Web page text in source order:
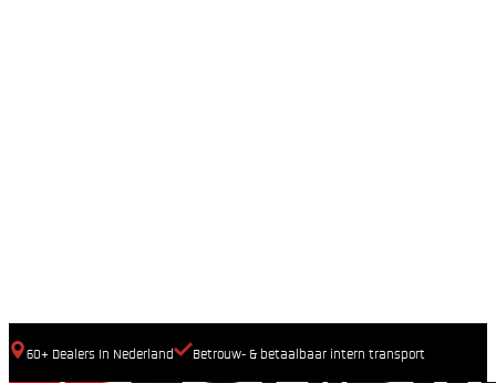
60+ Dealers In Nederland Betrouw- & betaalbaar intern transport